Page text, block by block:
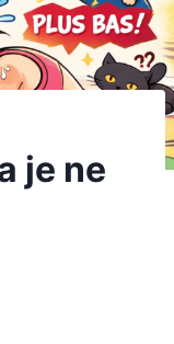
je ne